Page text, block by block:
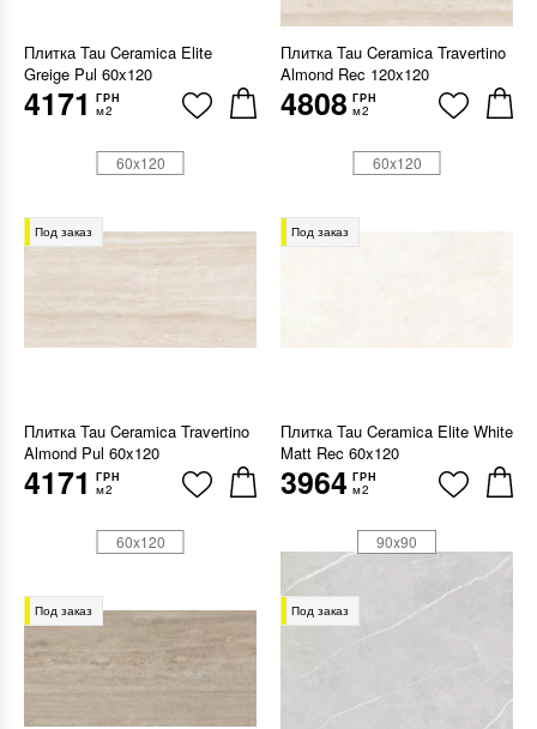
Плитка Tau Ceramica Elite
Greige Pul 60x120
4171 ГРН
м2
Плитка Tau Ceramica Travertino
Almond Rec 120x120
4808 ГРН
м2
Под заказ
Плитка Tau Ceramica Travertino
Almond Pul 60x120
4171 ГРН
м2
60x120
Под заказ
Плитка Tau Ceramica Elite White
Matt Rec 60x120
3964 ГРН
м2
60x120
Под заказ
60x120
Под заказ
90x90